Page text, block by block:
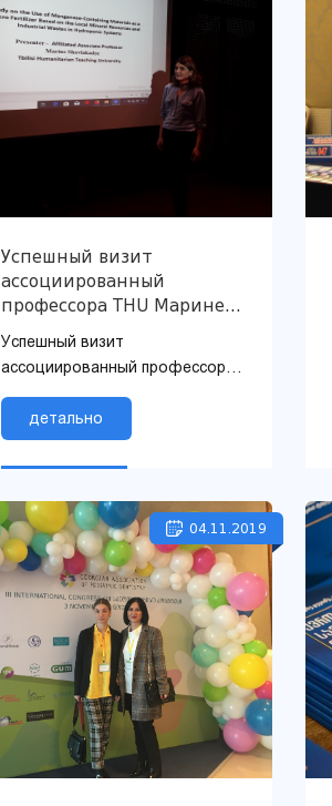
Успешный визит
ассоциированный
профессора THU Марине
Шавлакадзе на
конференцию
Успешный визит
ассоциированный профессора
международную конференцию
детально
04.11.2019